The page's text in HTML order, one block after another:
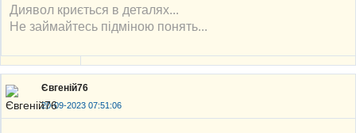
Диявол криється в деталях...
Не займайтесь підміною понять...
Євгеній76
20-09-2023 07:51:06